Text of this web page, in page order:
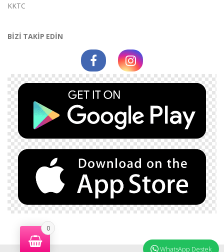
KKTC
BİZİ TAKİP EDİN
0
WhatsApp Destek